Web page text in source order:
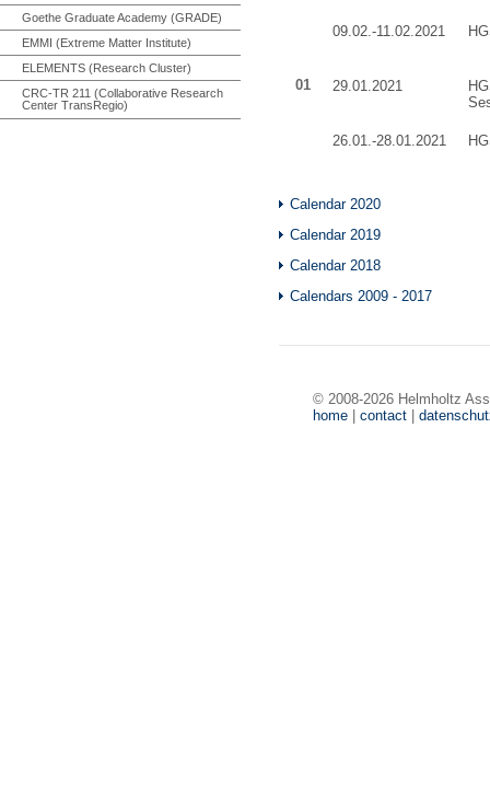
Goethe Graduate Academy (GRADE)
EMMI (Extreme Matter Institute)
ELEMENTS (Research Cluster)
CRC-TR 211 (Collaborative Research
Center TransRegio)
09.02.-11.02.2021
01 29.01.2021
26.01.-28.01.2021
Calendar 2020
Calendar 2019
Calendar 2018
Calendars 2009 - 2017
© 2008-2026 Helmholtz
home
contact